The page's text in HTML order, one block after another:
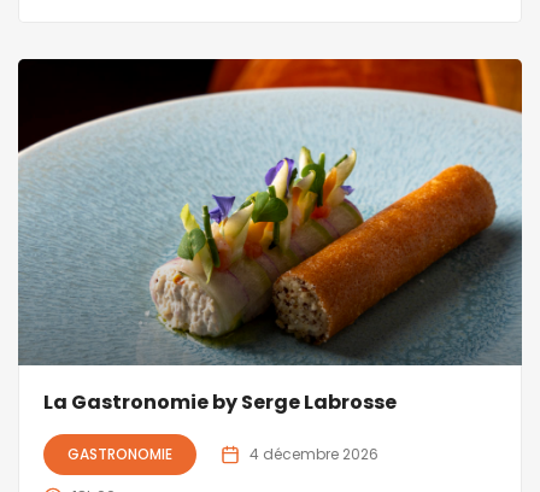
La Gastronomie by Serge Labrosse
GASTRONOMIE 4 décembre 2026